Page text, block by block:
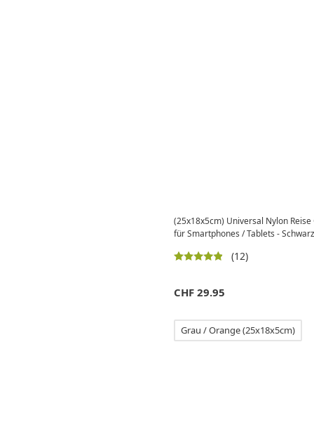
(25x18x5cm) Universal Nylon
für Smartphones / Tablets -
(12)
CHF 29.95
Grau / Orange (25x18x5cm)